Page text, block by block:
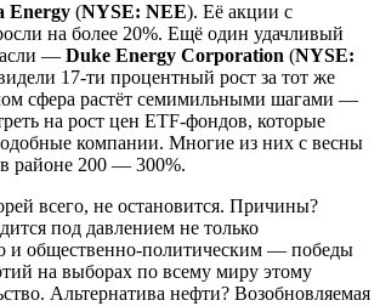
Energy (NYSE: NEE). Её акции с
на более 20%. Ещё один удачливый
— Duke Energy Corporation (NYSE:
17-ти процентный рост за тот же
сфера растёт семимильными шагами —
на рост цен ETF-фондов, которые
компании. Многие из них с весны
районе 200 — 300%.
всего, не остановится. Причины?
под давлением не только
и общественно-политическим — победы
на выборах по всему миру этому
Альтернатива нефти? Возобновляемая